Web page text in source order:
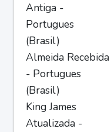
Antiga -
Portugues
(Brasil)
Almeida Recebida
- Portugues
(Brasil)
King James
Atualizada -